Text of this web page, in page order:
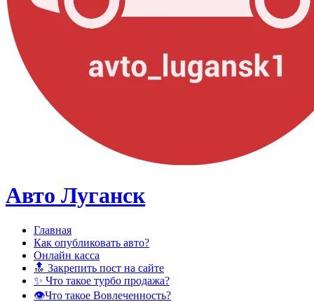
Авто Луганск
Главная
Как опубликовать авто?
Онлайн касса
🔝 Закрепить пост на сайте
✨ Что такое турбо продажа?
👁️Что такое Вовлеченность?